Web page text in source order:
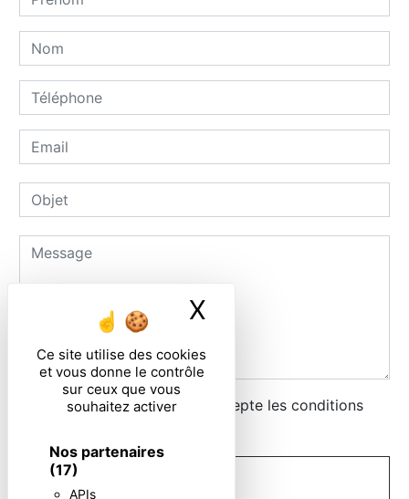
Ce site utilise des cookies
et vous donne le contrôle
sur ceux que vous
souhaitez activer
Nos partenaires
(17)
APIs
X
En cochant cette case, j'accepte les conditions